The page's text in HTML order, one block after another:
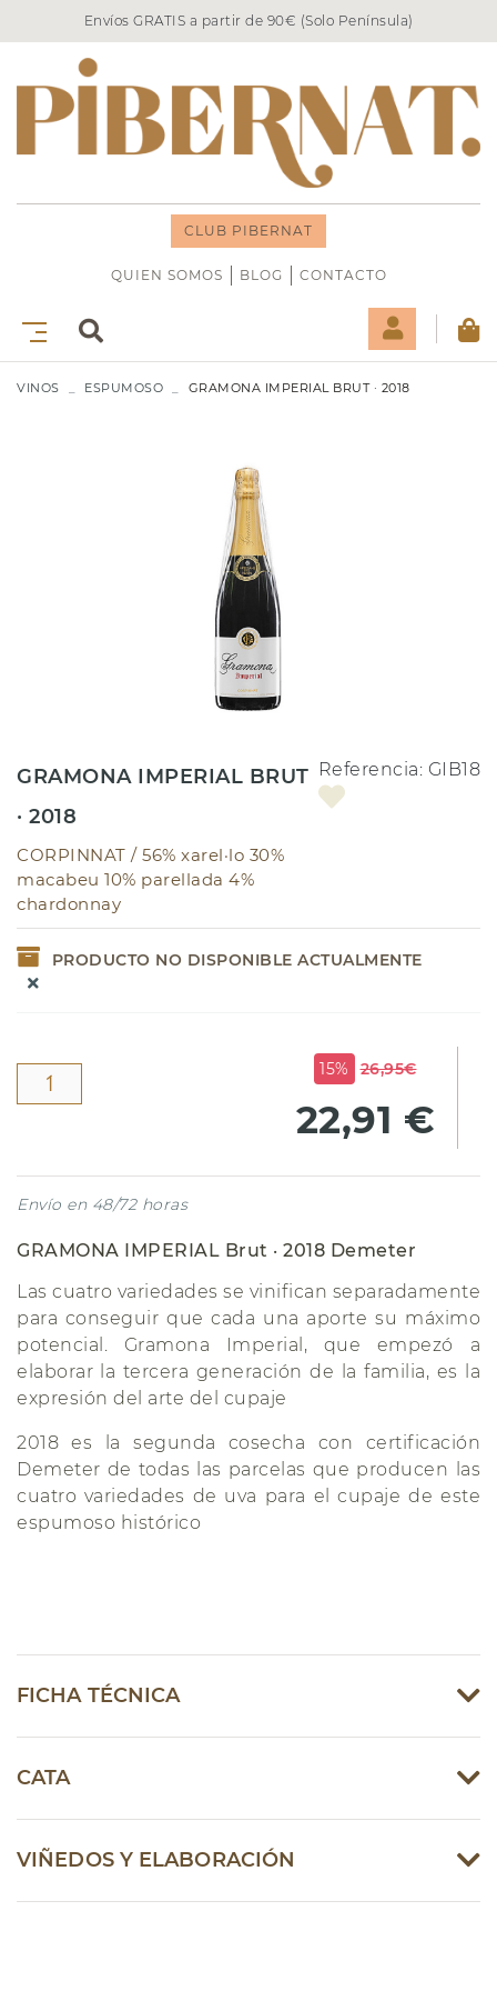
Envíos GRATIS a partir de 90€ (Solo Península)
CLUB PIBERNAT
QUIEN SOMOS BLOG CONTACTO
VINOS ESPUMOSO GRAMONA IMPERIAL BRUT · 2018
GRAMONA IMPERIAL BRUT
· 2018
CORPINNAT / 56% xarel·lo 30%
macabeu 10% parellada 4%
chardonnay
Referencia: GIB18
PRODUCTO NO DISPONIBLE ACTUALMENTE
15% 26,95€
22,91 €
Envío en 48/72 horas
GRAMONA IMPERIAL Brut · 2018 Demeter
Las cuatro variedades se vinifican separadamente
para conseguir que cada una aporte su máximo
potencial. Gramona Imperial, que empezó a
elaborar la tercera generación de la familia, es la
expresión del arte del cupaje
2018 es la segunda cosecha con certificación
Demeter de todas las parcelas que producen las
cuatro variedades de uva para el cupaje de este
espumoso histórico
FICHA TÉCNICA
CATA
VIÑEDOS Y ELABORACIÓN